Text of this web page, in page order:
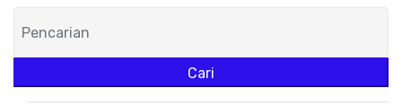
Cari